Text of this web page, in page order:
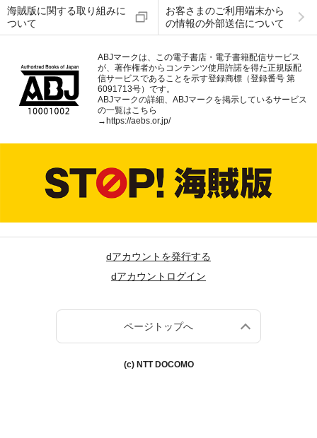
海賊版に関する取り組みに
ついて
お客さまのご利用端末から
の情報の外部送信について
ABJマークは、この電子書店・電子書籍配信サービス
が、著作権者からコンテンツ使用許諾を得た正規版配
信サービスであることを示す登録商標（登録番号 第
6091713号）です。
ABJマークの詳細、ABJマークを掲示しているサービス
の一覧はこちら
→ https://aebs.or.jp/
dアカウントを発行する
dアカウントログイン
ページトップへ
(c) NTT DOCOMO